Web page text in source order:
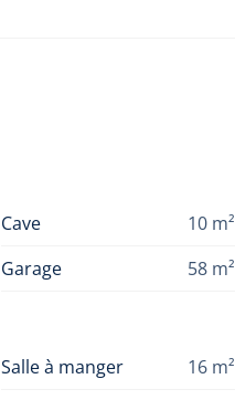
Cave 10 m²
Garage 58 m²
Salle à manger 16 m²